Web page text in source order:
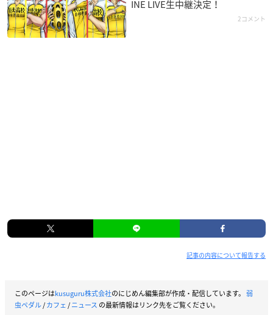
INE LIVE生中継決定！
2コメント
記事の内容について報告する
このページはkusuguru株式会社のにじめん編集部が作成・配信しています。 弱
虫ペダル/カフェ/ニュース の最新情報はリンク先をご覧ください。